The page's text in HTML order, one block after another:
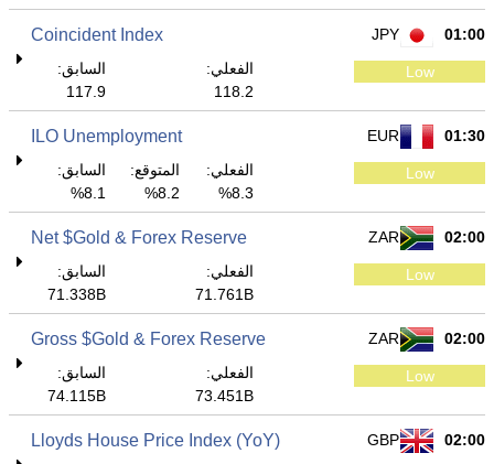
01:00
JPY
Coincident Index
Low
الفعلي:
118.2
السابق:
117.9
01:30
EUR
ILO Unemployment
Low
الفعلي:
8.3%
المتوقع:
8.2%
السابق:
8.1%
02:00
ZAR
Net $Gold & Forex Reserve
Low
الفعلي:
71.761B
السابق:
71.338B
02:00
ZAR
Gross $Gold & Forex Reserve
Low
الفعلي:
73.451B
السابق:
74.115B
02:00
GBP
Lloyds House Price Index (YoY)